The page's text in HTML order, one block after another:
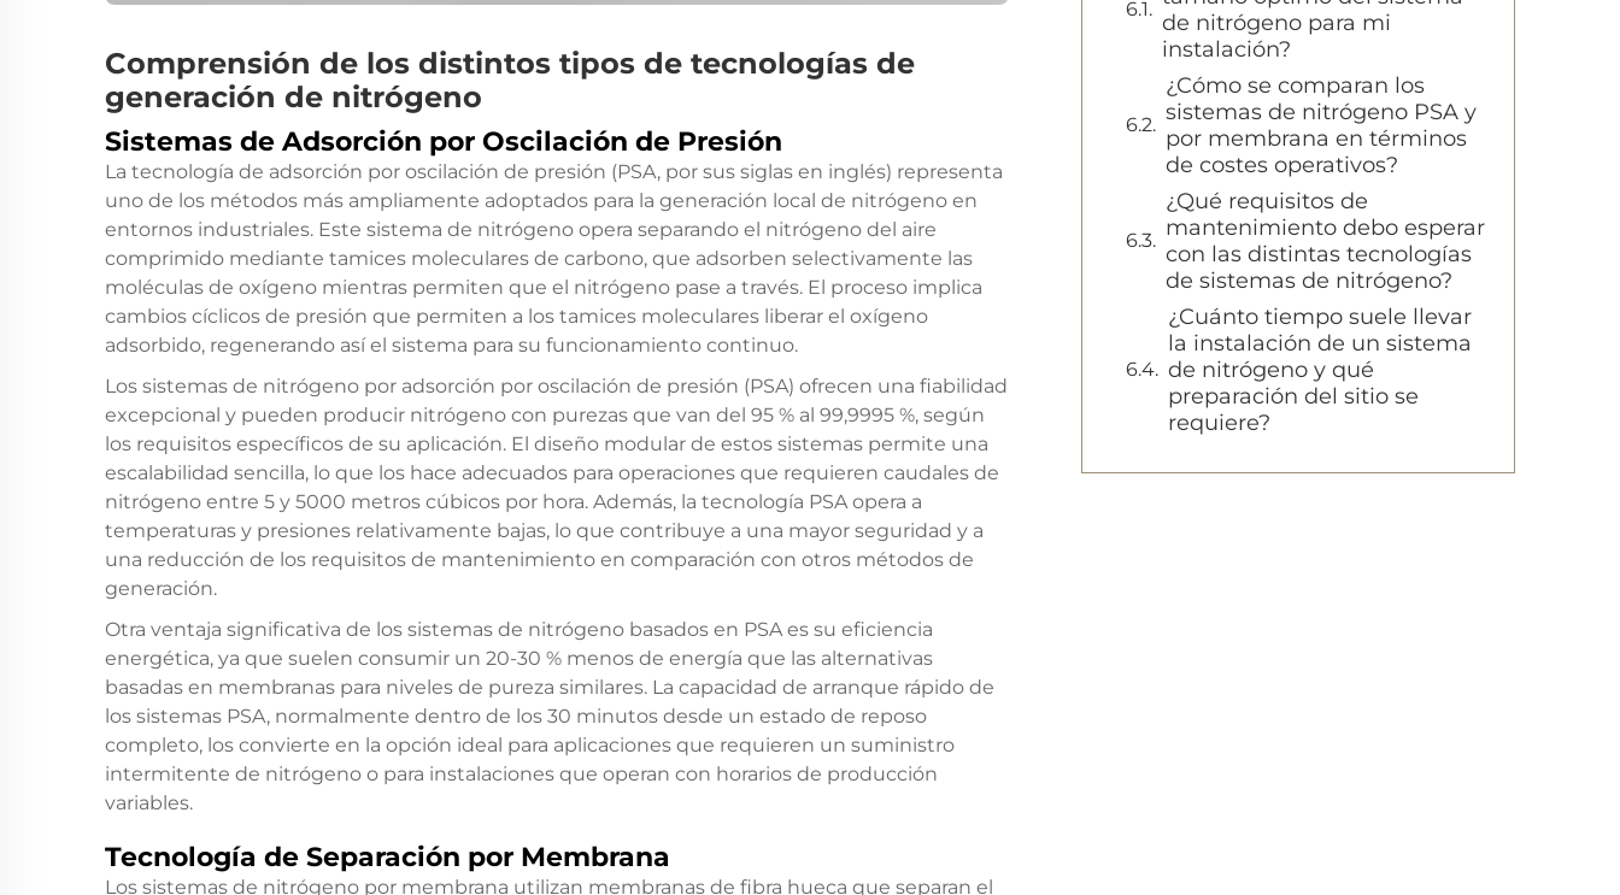
Comprensión de los distintos tipos de tecnologías de
generación de nitrógeno
Sistemas de Adsorción por Oscilación de Presión
La tecnología de adsorción por oscilación de presión (PSA, por sus siglas en inglés) representa
uno de los métodos más ampliamente adoptados para la generación local de nitrógeno en
entornos industriales. Este sistema de nitrógeno opera separando el nitrógeno del aire
comprimido mediante tamices moleculares de carbono, que adsorben selectivamente las
moléculas de oxígeno mientras permiten que el nitrógeno pase a través. El proceso implica
cambios cíclicos de presión que permiten a los tamices moleculares liberar el oxígeno
adsorbido, regenerando así el sistema para su funcionamiento continuo.
Los sistemas de nitrógeno por adsorción por oscilación de presión (PSA) ofrecen una fiabilidad
excepcional y pueden producir nitrógeno con purezas que van del 95 % al 99,9995 %, según
los requisitos específicos de su aplicación. El diseño modular de estos sistemas permite una
escalabilidad sencilla, lo que los hace adecuados para operaciones que requieren caudales de
nitrógeno entre 5 y 5000 metros cúbicos por hora. Además, la tecnología PSA opera a
temperaturas y presiones relativamente bajas, lo que contribuye a una mayor seguridad y a
una reducción de los requisitos de mantenimiento en comparación con otros métodos de
generación.
Otra ventaja significativa de los sistemas de nitrógeno basados en PSA es su eficiencia
energética, ya que suelen consumir un 20-30 % menos de energía que las alternativas
basadas en membranas para niveles de pureza similares. La capacidad de arranque rápido de
los sistemas PSA, normalmente dentro de los 30 minutos desde un estado de reposo
completo, los convierte en la opción ideal para aplicaciones que requieren un suministro
intermitente de nitrógeno o para instalaciones que operan con horarios de producción
variables.
Tecnología de Separación por Membrana
Los sistemas de nitrógeno por membrana utilizan membranas de fibra hueca que separan el
de nitrógeno para mi
instalación?
¿Cómo se comparan los
sistemas de nitrógeno PSA y
por membrana en términos
de costes operativos?
¿Qué requisitos de
mantenimiento debo esperar
con las distintas tecnologías
de sistemas de nitrógeno?
¿Cuánto tiempo suele llevar
la instalación de un sistema
de nitrógeno y qué
preparación del sitio se
requiere?